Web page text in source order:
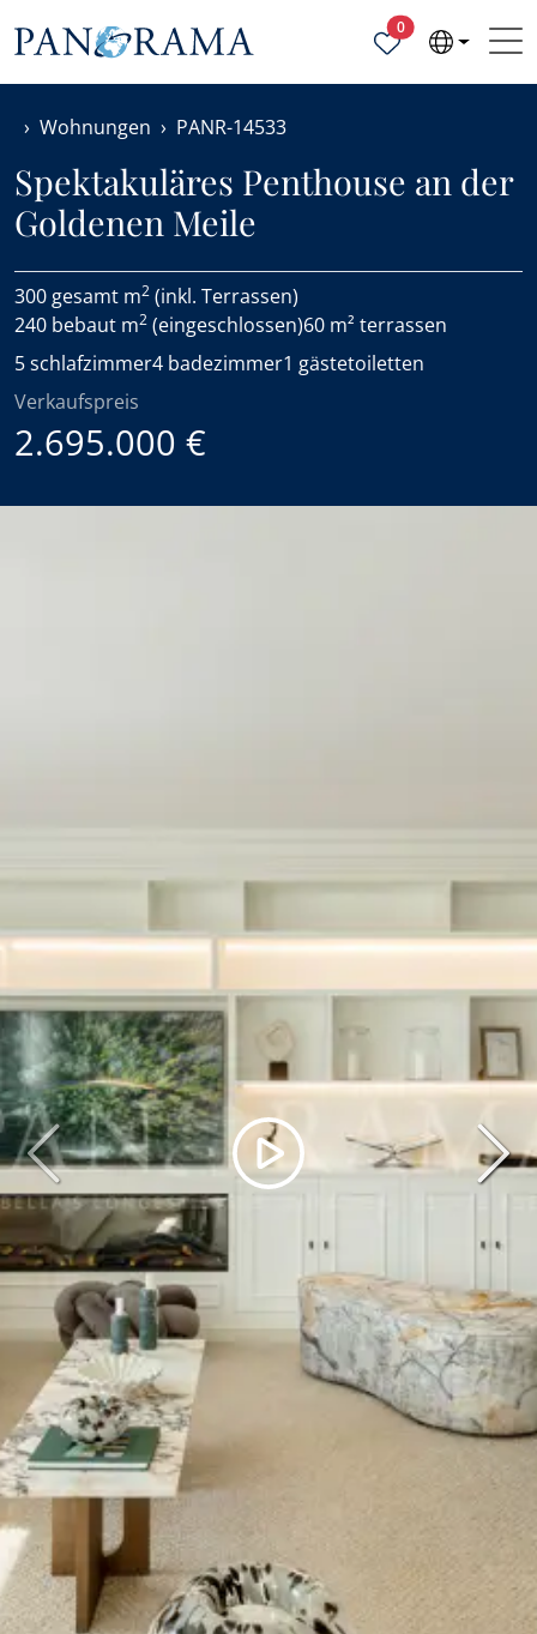
0Ausgewählte
Wohnungen PANR-14533
Spektakuläres Penthouse an der
Goldenen Meile
300 gesamt m2 (inkl. Terrassen)
240 bebaut m2 (eingeschlossen)60 m² terrassen
5 schlafzimmer4 badezimmer1 gästetoiletten
Verkaufspreis
2.695.000 €